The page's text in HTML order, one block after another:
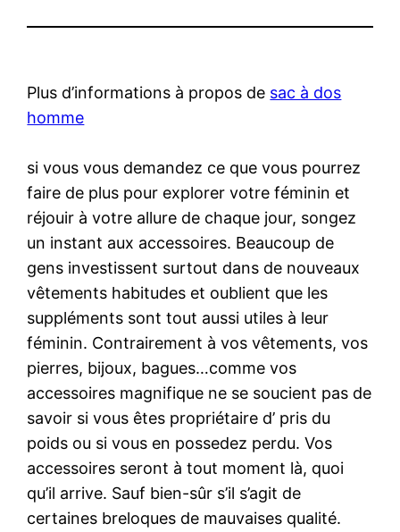
Plus d’informations à propos de sac à dos
homme
si vous vous demandez ce que vous pourrez
faire de plus pour explorer votre féminin et
réjouir à votre allure de chaque jour, songez
un instant aux accessoires. Beaucoup de
gens investissent surtout dans de nouveaux
vêtements habitudes et oublient que les
suppléments sont tout aussi utiles à leur
féminin. Contrairement à vos vêtements, vos
pierres, bijoux, bagues…comme vos
accessoires magnifique ne se soucient pas de
savoir si vous êtes propriétaire d’ pris du
poids ou si vous en possedez perdu. Vos
accessoires seront à tout moment là, quoi
qu’il arrive. Sauf bien-sûr s’il s’agit de
certaines breloques de mauvaises qualité.